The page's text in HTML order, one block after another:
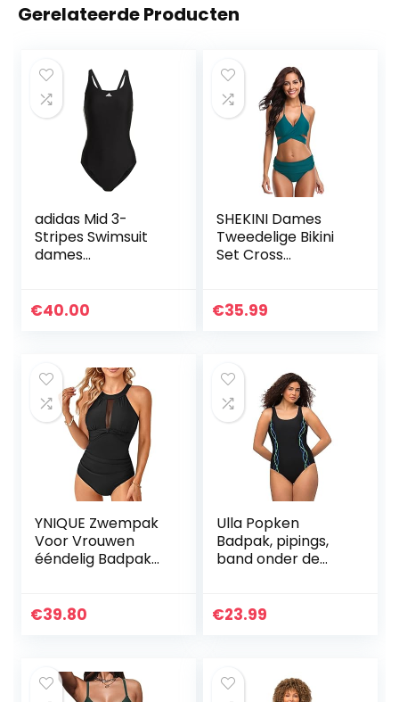
Gerelateerde Producten
adidas Mid 3-
Stripes Swimsuit
dames
€40.00
SHEKINI Dames
Tweedelige Bikini
Set Cross
Afdrukken
€35.99
YNIQUE Zwempak
Voor Vrouwen
ééndelig Badpak
Zwemmen
€39.80
Ulla Popken
Badpak, pipings,
band onder de
dames Zwempak
€23.99